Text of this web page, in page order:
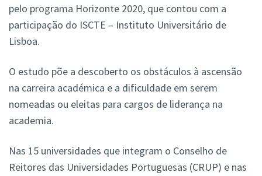
pelo programa Horizonte 2020, que contou com a
participação do ISCTE – Instituto Universitário de
Lisboa.
O estudo põe a descoberto os obstáculos à ascensão
na carreira académica e a dificuldade em serem
nomeadas ou eleitas para cargos de liderança na
academia.
Nas 15 universidades que integram o Conselho de
Reitores das Universidades Portuguesas (CRUP) e nas